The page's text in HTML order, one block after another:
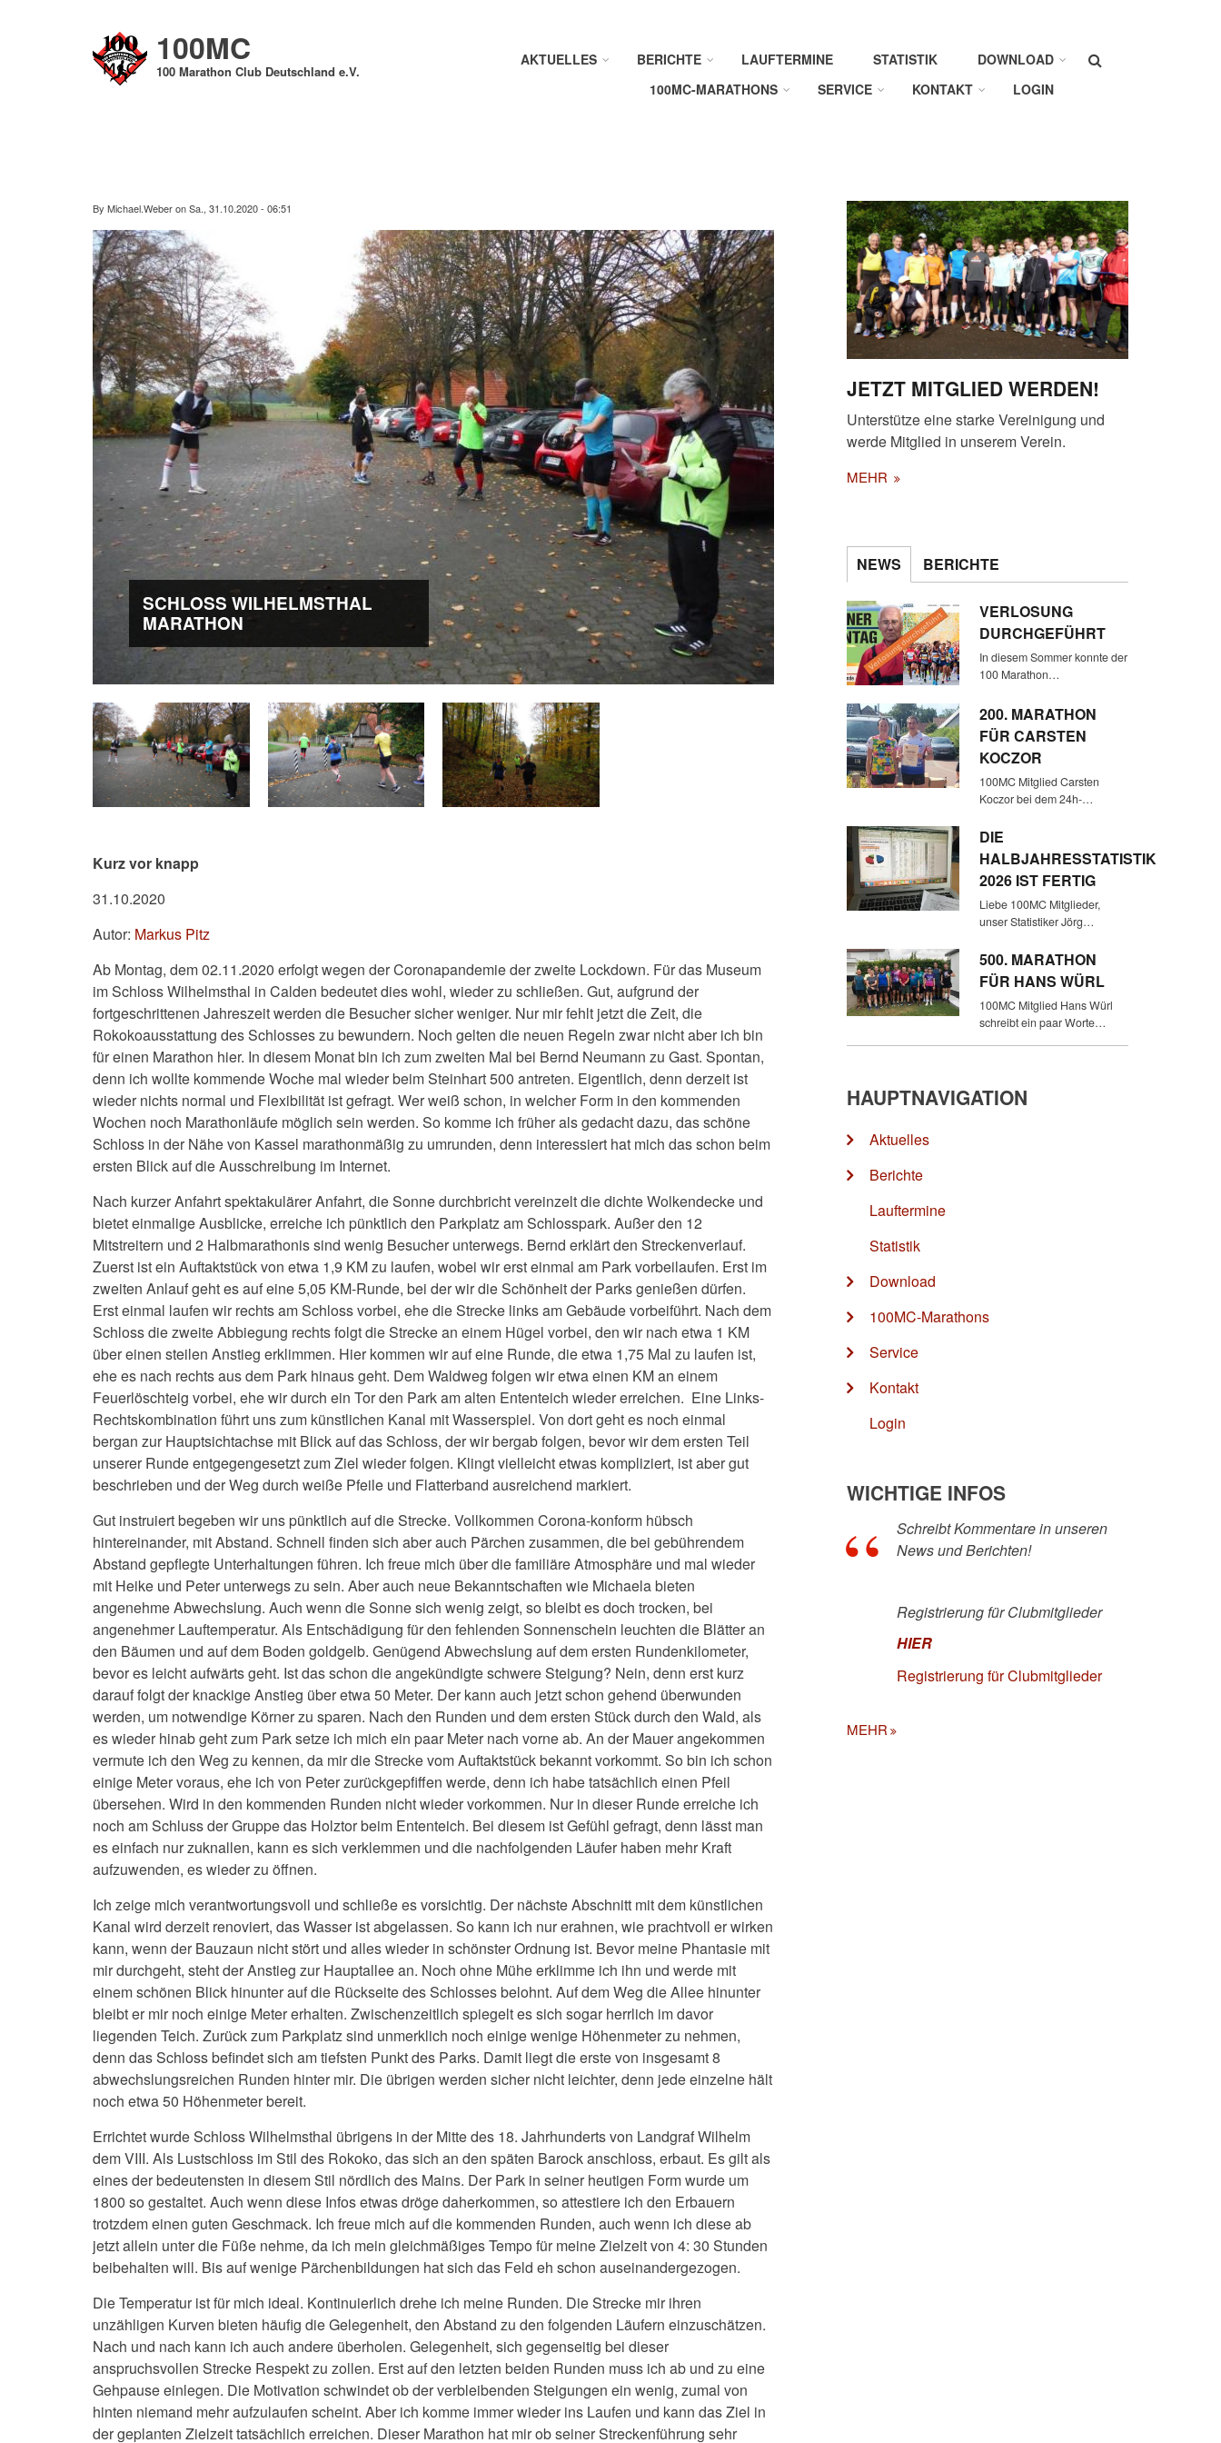
100MC
100 Marathon Club Deutschland e.V.
Suche
AKTUELLES BERICHTE LAUFTERMINE STATISTIK
DOWNLOAD
100MC-MARATHONS
SERVICE KONTAKT LOGIN
By Michael.WeberonSa., 31.10.2020 - 06:51
SCHLOSS WILHELMSTHAL
MARATHON
Kurz vor knapp
31.10.2020
Autor: Markus Pitz
Ab Montag, dem 02.11.2020 erfolgt wegen der Coronapandemie der zweite Lockdown. Für das Museum
im Schloss Wilhelmsthal in Calden bedeutet dies wohl, wieder zu schließen. Gut, aufgrund der
fortgeschrittenen Jahreszeit werden die Besucher sicher weniger. Nur mir fehlt jetzt die Zeit, die
Rokokoausstattung des Schlosses zu bewundern. Noch gelten die neuen Regeln zwar nicht aber ich bin
für einen Marathon hier. In diesem Monat bin ich zum zweiten Mal bei Bernd Neumann zu Gast. Spontan,
denn ich wollte kommende Woche mal wieder beim Steinhart 500 antreten. Eigentlich, denn derzeit ist
wieder nichts normal und Flexibilität ist gefragt. Wer weiß schon, in welcher Form in den kommenden
Wochen noch Marathonläufe möglich sein werden. So komme ich früher als gedacht dazu, das schöne
Schloss in der Nähe von Kassel marathonmäßig zu umrunden, denn interessiert hat mich das schon beim
ersten Blick auf die Ausschreibung im Internet.
Nach kurzer Anfahrt spektakulärer Anfahrt, die Sonne durchbricht vereinzelt die dichte Wolkendecke und
bietet einmalige Ausblicke, erreiche ich pünktlich den Parkplatz am Schlosspark. Außer den 12
Mitstreitern und 2 Halbmarathonis sind wenig Besucher unterwegs. Bernd erklärt den Streckenverlauf.
Zuerst ist ein Auftaktstück von etwa 1,9 KM zu laufen, wobei wir erst einmal am Park vorbeilaufen. Erst im
zweiten Anlauf geht es auf eine 5,05 KM-Runde, bei der wir die Schönheit der Parks genießen dürfen.
Erst einmal laufen wir rechts am Schloss vorbei, ehe die Strecke links am Gebäude vorbeiführt. Nach dem
Schloss die zweite Abbiegung rechts folgt die Strecke an einem Hügel vorbei, den wir nach etwa 1 KM
über einen steilen Anstieg erklimmen. Hier kommen wir auf eine Runde, die etwa 1,75 Mal zu laufen ist,
ehe es nach rechts aus dem Park hinaus geht. Dem Waldweg folgen wir etwa einen KM an einem
Feuerlöschteig vorbei, ehe wir durch ein Tor den Park am alten Ententeich wieder erreichen. Eine Links-
Rechtskombination führt uns zum künstlichen Kanal mit Wasserspiel. Von dort geht es noch einmal
bergan zur Hauptsichtachse mit Blick auf das Schloss, der wir bergab folgen, bevor wir dem ersten Teil
unserer Runde entgegengesetzt zum Ziel wieder folgen. Klingt vielleicht etwas kompliziert, ist aber gut
beschrieben und der Weg durch weiße Pfeile und Flatterband ausreichend markiert.
Gut instruiert begeben wir uns pünktlich auf die Strecke. Vollkommen Corona-konform hübsch
hintereinander, mit Abstand. Schnell finden sich aber auch Pärchen zusammen, die bei gebührendem
Abstand gepflegte Unterhaltungen führen. Ich freue mich über die familiäre Atmosphäre und mal wieder
mit Heike und Peter unterwegs zu sein. Aber auch neue Bekanntschaften wie Michaela bieten
angenehme Abwechslung. Auch wenn die Sonne sich wenig zeigt, so bleibt es doch trocken, bei
angenehmer Lauftemperatur. Als Entschädigung für den fehlenden Sonnenschein leuchten die Blätter an
den Bäumen und auf dem Boden goldgelb. Genügend Abwechslung auf dem ersten Rundenkilometer,
bevor es leicht aufwärts geht. Ist das schon die angekündigte schwere Steigung? Nein, denn erst kurz
darauf folgt der knackige Anstieg über etwa 50 Meter. Der kann auch jetzt schon gehend überwunden
werden, um notwendige Körner zu sparen. Nach den Runden und dem ersten Stück durch den Wald, als
es wieder hinab geht zum Park setze ich mich ein paar Meter nach vorne ab. An der Mauer angekommen
vermute ich den Weg zu kennen, da mir die Strecke vom Auftaktstück bekannt vorkommt. So bin ich schon
einige Meter voraus, ehe ich von Peter zurückgepfiffen werde, denn ich habe tatsächlich einen Pfeil
übersehen. Wird in den kommenden Runden nicht wieder vorkommen. Nur in dieser Runde erreiche ich
noch am Schluss der Gruppe das Holztor beim Ententeich. Bei diesem ist Gefühl gefragt, denn lässt man
es einfach nur zuknallen, kann es sich verklemmen und die nachfolgenden Läufer haben mehr Kraft
aufzuwenden, es wieder zu öffnen.
Ich zeige mich verantwortungsvoll und schließe es vorsichtig. Der nächste Abschnitt mit dem künstlichen
Kanal wird derzeit renoviert, das Wasser ist abgelassen. So kann ich nur erahnen, wie prachtvoll er wirken
kann, wenn der Bauzaun nicht stört und alles wieder in schönster Ordnung ist. Bevor meine Phantasie mit
mir durchgeht, steht der Anstieg zur Hauptallee an. Noch ohne Mühe erklimme ich ihn und werde mit
einem schönen Blick hinunter auf die Rückseite des Schlosses belohnt. Auf dem Weg die Allee hinunter
bleibt er mir noch einige Meter erhalten. Zwischenzeitlich spiegelt es sich sogar herrlich im davor
liegenden Teich. Zurück zum Parkplatz sind unmerklich noch einige wenige Höhenmeter zu nehmen,
denn das Schloss befindet sich am tiefsten Punkt des Parks. Damit liegt die erste von insgesamt 8
abwechslungsreichen Runden hinter mir. Die übrigen werden sicher nicht leichter, denn jede einzelne hält
noch etwa 50 Höhenmeter bereit.
Errichtet wurde Schloss Wilhelmsthal übrigens in der Mitte des 18. Jahrhunderts von Landgraf Wilhelm
dem VIII. Als Lustschloss im Stil des Rokoko, das sich an den späten Barock anschloss, erbaut. Es gilt als
eines der bedeutensten in diesem Stil nördlich des Mains. Der Park in seiner heutigen Form wurde um
1800 so gestaltet. Auch wenn diese Infos etwas dröge daherkommen, so attestiere ich den Erbauern
trotzdem einen guten Geschmack. Ich freue mich auf die kommenden Runden, auch wenn ich diese ab
jetzt allein unter die Füße nehme, da ich mein gleichmäßiges Tempo für meine Zielzeit von 4: 30 Stunden
beibehalten will. Bis auf wenige Pärchenbildungen hat sich das Feld eh schon auseinandergezogen.
Die Temperatur ist für mich ideal. Kontinuierlich drehe ich meine Runden. Die Strecke mir ihren
unzähligen Kurven bieten häufig die Gelegenheit, den Abstand zu den folgenden Läufern einzuschätzen.
Nach und nach kann ich auch andere überholen. Gelegenheit, sich gegenseitig bei dieser
anspruchsvollen Strecke Respekt zu zollen. Erst auf den letzten beiden Runden muss ich ab und zu eine
Gehpause einlegen. Die Motivation schwindet ob der verbleibenden Steigungen ein wenig, zumal von
hinten niemand mehr aufzulaufen scheint. Aber ich komme immer wieder ins Laufen und kann das Ziel in
der geplanten Zielzeit tatsächlich erreichen. Dieser Marathon hat mir ob seiner Streckenführung sehr
JETZT MITGLIED WERDEN!
Unterstütze eine starke Vereinigung und
werde Mitglied in unserem Verein.
MEHR
NEWS BERICHTE
VERLOSUNG
DURCHGEFÜHRT
In diesem Sommer konnte der
100 Marathon…
200. MARATHON
FÜR CARSTEN
KOCZOR
100MC Mitglied Carsten
Koczor bei dem 24h-…
DIE
HALBJAHRESSTATISTIK
2026 IST FERTIG
Liebe 100MC Mitglieder,
unser Statistiker Jörg…
500. MARATHON
FÜR HANS WÜRL
100MC Mitglied Hans Würl
schreibt ein paar Worte…
HAUPTNAVIGATION
Aktuelles
Berichte
Lauftermine
Statistik
Download
100MC-Marathons
Service
Kontakt
Login
WICHTIGE INFOS
Schreibt Kommentare in unseren
News und Berichten!
Registrierung für Clubmitglieder
HIER
Registrierung für Clubmitglieder
MEHR